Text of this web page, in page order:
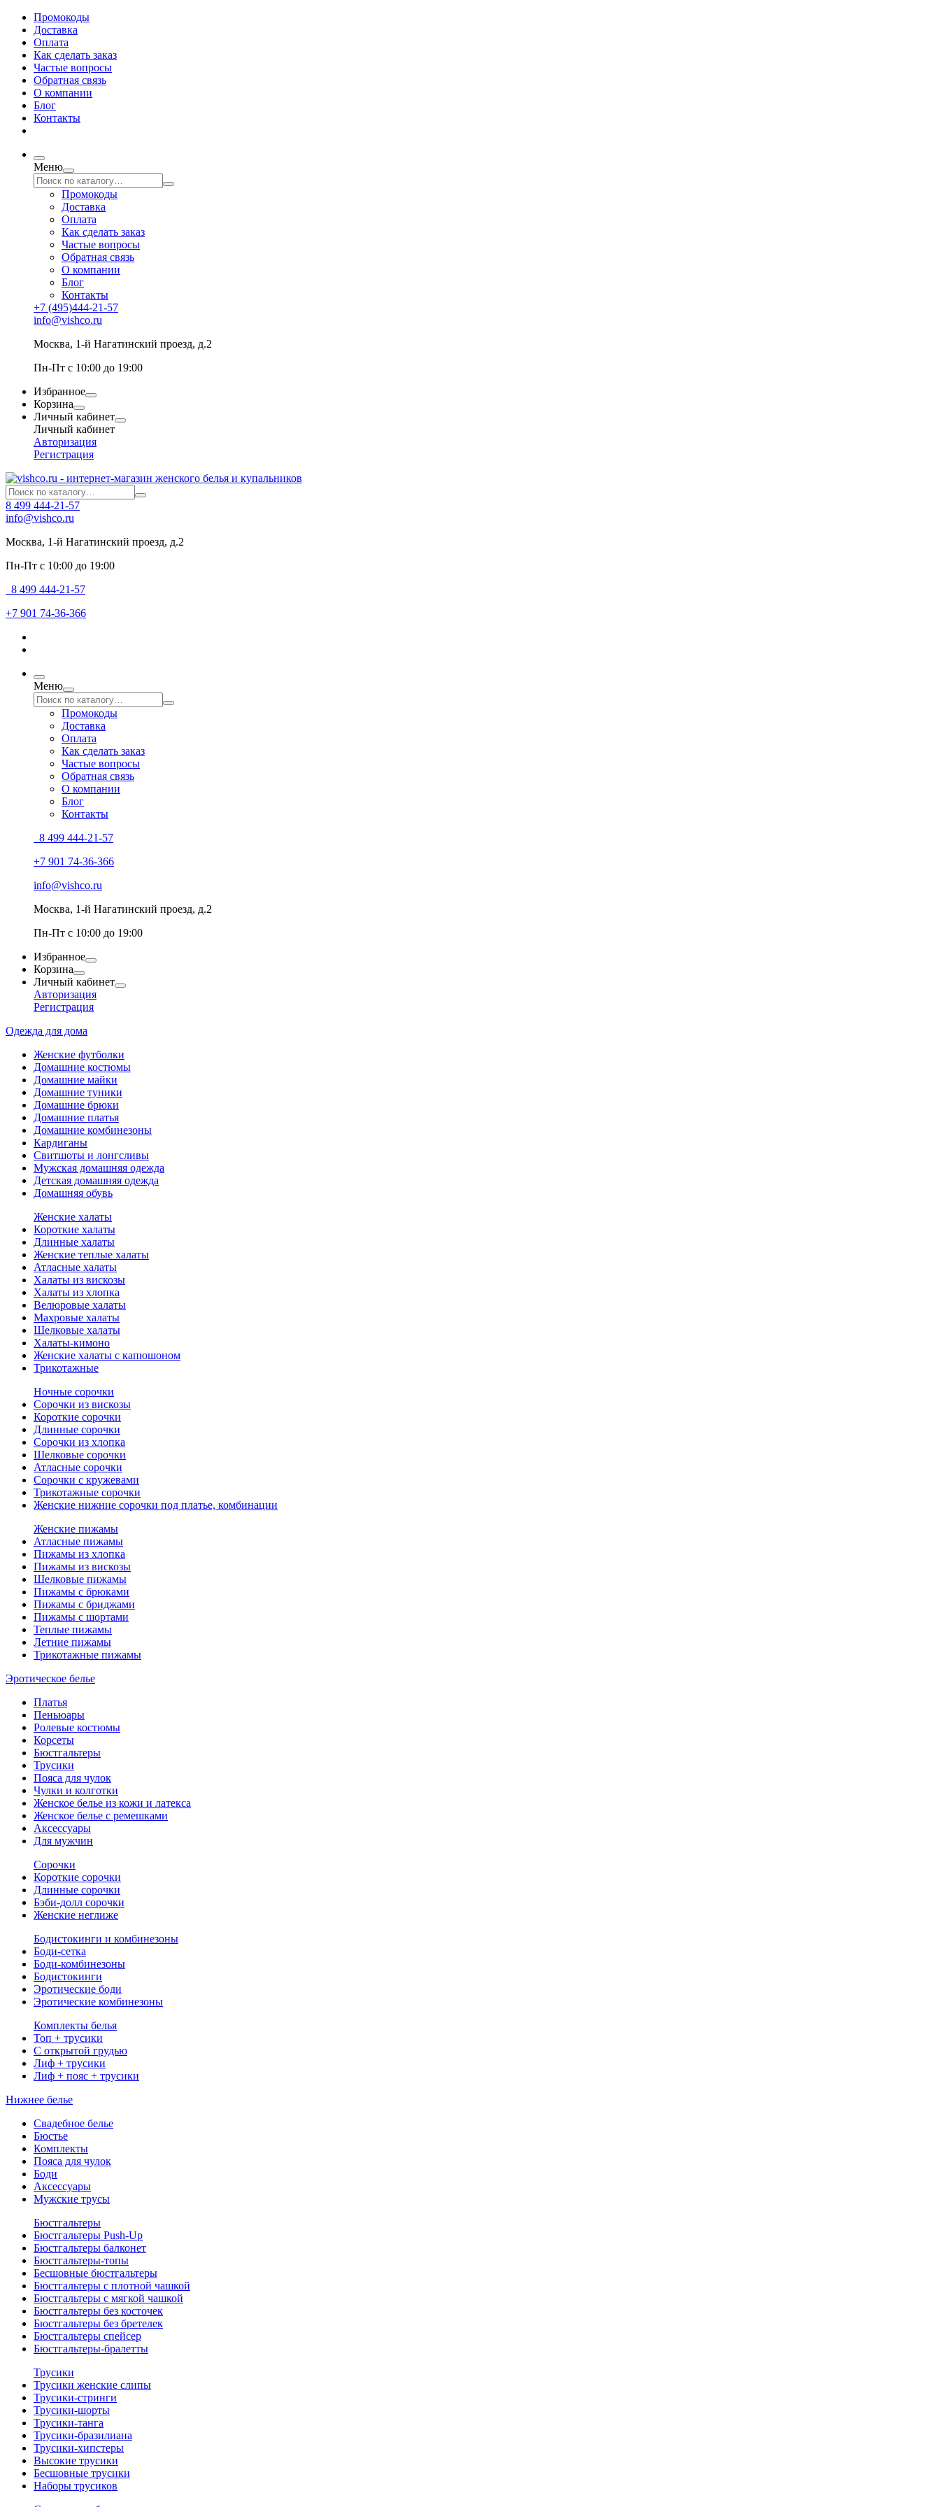
Промокоды
Доставка
Оплата
Как сделать заказ
Частые вопросы
Обратная связь
О компании
Блог
Контакты
Меню
Промокоды
Доставка
Оплата
Как сделать заказ
Частые вопросы
Обратная связь
О компании
Блог
Контакты
+7 (495)444-21-57
info@vishco.ru
Москва, 1-й Нагатинский проезд, д.2
Пн-Пт с 10:00 до 19:00
Избранное
Корзина
Личный кабинет
Личный кабинет
Авторизация
Регистрация
8 499 444-21-57
info@vishco.ru
Москва, 1-й Нагатинский проезд, д.2
Пн-Пт с 10:00 до 19:00
8 499 444-21-57
+7 901 74-36-366
Меню
Промокоды
Доставка
Оплата
Как сделать заказ
Частые вопросы
Обратная связь
О компании
Блог
Контакты
8 499 444-21-57
+7 901 74-36-366
info@vishco.ru
Москва, 1-й Нагатинский проезд, д.2
Пн-Пт с 10:00 до 19:00
Избранное
Корзина
Личный кабинет
Авторизация
Регистрация
Одежда для дома
Женские футболки
Домашние костюмы
Домашние майки
Домашние туники
Домашние брюки
Домашние платья
Домашние комбинезоны
Кардиганы
Свитшоты и лонгсливы
Мужская домашняя одежда
Детская домашняя одежда
Домашняя обувь
Женские халаты
Короткие халаты
Длинные халаты
Женские теплые халаты
Атласные халаты
Халаты из вискозы
Халаты из хлопка
Велюровые халаты
Махровые халаты
Шелковые халаты
Халаты-кимоно
Женские халаты с капюшоном
Трикотажные
Ночные сорочки
Сорочки из вискозы
Короткие сорочки
Длинные сорочки
Сорочки из хлопка
Шелковые сорочки
Атласные сорочки
Сорочки с кружевами
Трикотажные сорочки
Женские нижние сорочки под платье, комбинации
Женские пижамы
Атласные пижамы
Пижамы из хлопка
Пижамы из вискозы
Шелковые пижамы
Пижамы с брюками
Пижамы с бриджами
Пижамы с шортами
Теплые пижамы
Летние пижамы
Трикотажные пижамы
Эротическое белье
Платья
Пеньюары
Ролевые костюмы
Корсеты
Бюстгальтеры
Трусики
Пояса для чулок
Чулки и колготки
Женское белье из кожи и латекса
Женское белье с ремешками
Аксессуары
Для мужчин
Сорочки
Короткие сорочки
Длинные сорочки
Бэби-долл сорочки
Женские неглиже
Бодистокинги и комбинезоны
Боди-сетка
Боди-комбинезоны
Бодистокинги
Эротические боди
Эротические комбинезоны
Комплекты белья
Топ + трусики
С открытой грудью
Лиф + трусики
Лиф + пояс + трусики
Нижнее белье
Свадебное белье
Бюстье
Комплекты
Пояса для чулок
Боди
Аксессуары
Мужские трусы
Бюстгальтеры
Бюстгальтеры Push-Up
Бюстгальтеры балконет
Бюстгальтеры-топы
Бесшовные бюстгальтеры
Бюстгальтеры с плотной чашкой
Бюстгальтеры с мягкой чашкой
Бюстгальтеры без косточек
Бюстгальтеры без бретелек
Бюстгальтеры спейсер
Бюстгальтеры-бралетты
Трусики
Трусики женские слипы
Трусики-стринги
Трусики-шорты
Трусики-танга
Трусики-бразилиана
Трусики-хипстеры
Высокие трусики
Бесшовные трусики
Наборы трусиков